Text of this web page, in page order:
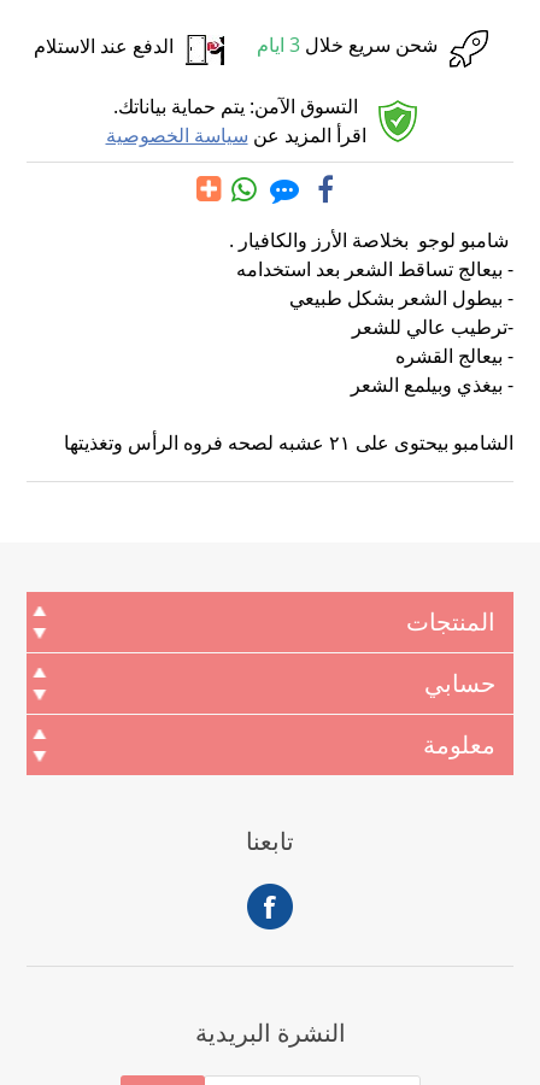
شحن سريع خلال3 ايام الدفع عند الاستلام
التسوق الآمن: يتم حماية بياناتك.
اقرأ المزيد عن سياسة الخصوصية
شامبو لوجو بخلاصة الأرز والكافيار .
- بيعالج تساقط الشعر بعد استخدامه
- بيطول الشعر بشكل طبيعي
-ترطيب عالي للشعر
- بيعالج القشره
- بيغذي وبيلمع الشعر
الشامبو بيحتوى على ٢١ عشبه لصحه فروه الرأس وتغذيتها
المنتجات
حسابي
معلومة
تابعنا
النشرة البريدية